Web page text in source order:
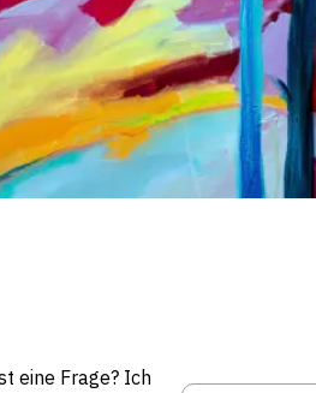
eine Frage? Ich